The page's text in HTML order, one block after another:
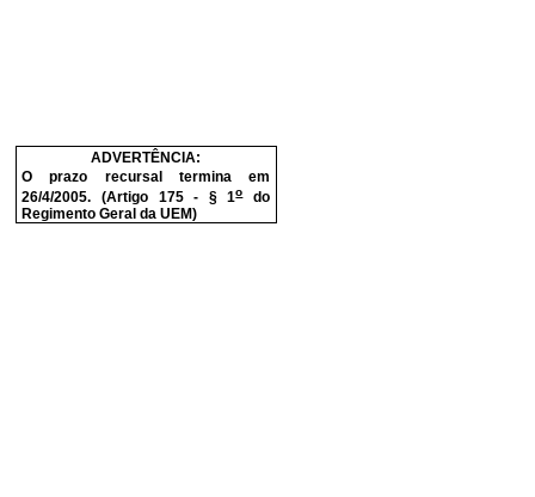
ADVERTÊNCIA:
O prazo recursal termina em
26/4/2005. (Artigo 175 - § 1odo
Regimento Geral da UEM)